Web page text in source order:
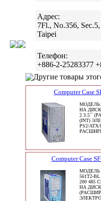
Адрес:
7Fl., No.356,
Taipei
Телефон:
+886-2-25283377
Другие товары
Computer Case
НА
2 3.5``
(INT)
PS2/
Computer Case
МОДЕЛЬ
561T2-
200 485
НА
ЭЛЕКТРО